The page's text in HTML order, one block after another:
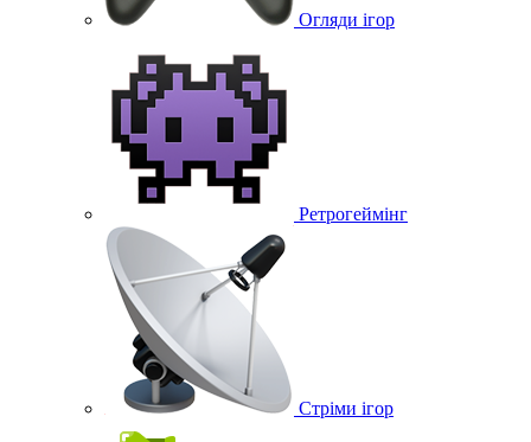
Огляди ігор
Ретрогеймінг
Стріми ігор